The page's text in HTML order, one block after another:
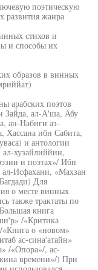
поэтическую
развития жанра
стихов и
и способы их
образов в винных
арабских поэтов
Зайда, ал-А'ша, Абу
ан-Набиги аз-
Хассана ибн Сабита,
и антологии
хузайлиййин,
и поэтах»/ Ибн
ал-Исфахани, «Махзан
Для
о месте винных
также трактаты по
книга
/«Критика
о «новом»
ас-сина'атайн»
/«Опора»/, ас-
времени»/) При